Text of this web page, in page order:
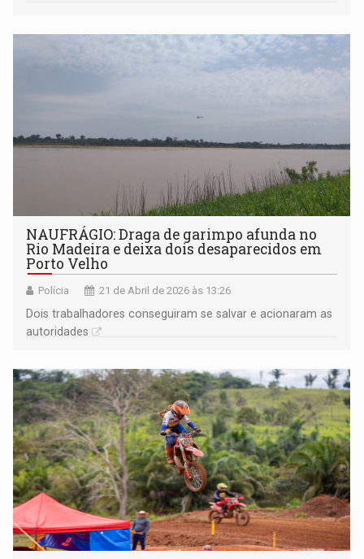
NAUFRÁGIO: Draga de garimpo afunda no
Rio Madeira e deixa dois desaparecidos em
Porto Velho
Polícia 21 de Abril de 2026 às 13:26
Dois trabalhadores conseguiram se salvar e acionaram as
autoridades